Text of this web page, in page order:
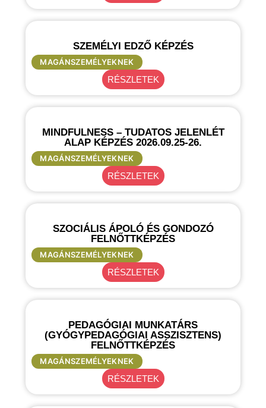
SZEMÉLYI EDZŐ KÉPZÉS
MAGÁNSZEMÉLYEKNEK
RÉSZLETEK
MINDFULNESS – TUDATOS JELENLÉT
ALAP KÉPZÉS 2026.09.25-26.
MAGÁNSZEMÉLYEKNEK
RÉSZLETEK
SZOCIÁLIS ÁPOLÓ ÉS GONDOZÓ
FELNŐTTKÉPZÉS
MAGÁNSZEMÉLYEKNEK
RÉSZLETEK
PEDAGÓGIAI MUNKATÁRS
(GYÓGYPEDAGÓGIAI ASSZISZTENS)
FELNŐTTKÉPZÉS
MAGÁNSZEMÉLYEKNEK
RÉSZLETEK